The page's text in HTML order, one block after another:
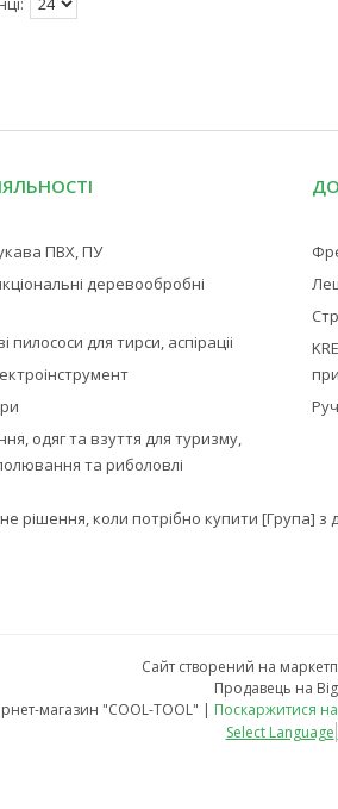
ПВХ, ПУ
деревообробні
пилососи для тирси, аспіраціі
одяг та взуття для туризму,
та риболовлі
рішення, коли потрібно купити
Сайт створений на
Продавець на
Інтернет-магазин "COOL-TOOL" | Поскаржитися
Select Language